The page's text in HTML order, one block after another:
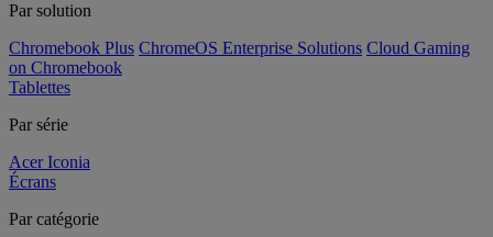
Par solution
Chromebook Plus ChromeOS Enterprise Solutions Cloud Gaming
on Chromebook
Tablettes
Par série
Acer Iconia
Écrans
Par catégorie